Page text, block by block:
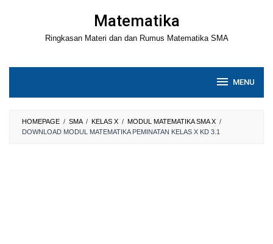
Matematika
Ringkasan Materi dan dan Rumus Matematika SMA
MENU
HOMEPAGE / SMA / KELAS X / MODUL MATEMATIKA SMA X /
DOWNLOAD MODUL MATEMATIKA PEMINATAN KELAS X KD 3.1